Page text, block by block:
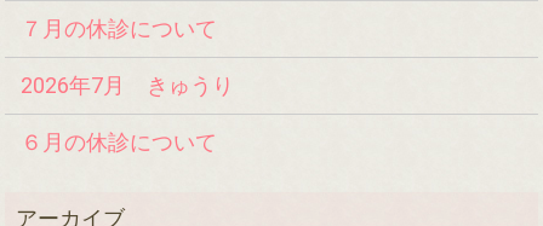
７月の休診について
2026年7月 きゅうり
６月の休診について